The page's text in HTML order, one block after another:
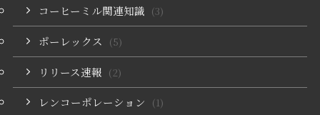
コーヒーミル関連知識 (3)
ポーレックス (5)
リリース速報 (2)
レンコーポレーション (1)